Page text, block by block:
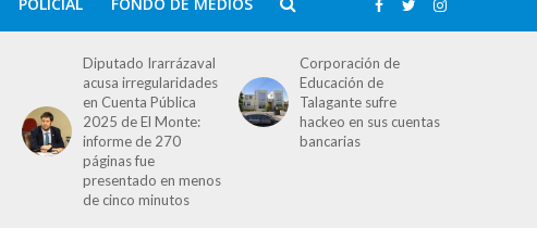
Diputado Irarrázaval
acusa irregularidades
en Cuenta Pública
2025 de El Monte:
informe de 270
páginas fue
presentado en menos
de cinco minutos
Corporación de
Educación de
Talagante sufre
hackeo en sus cuentas
bancarias